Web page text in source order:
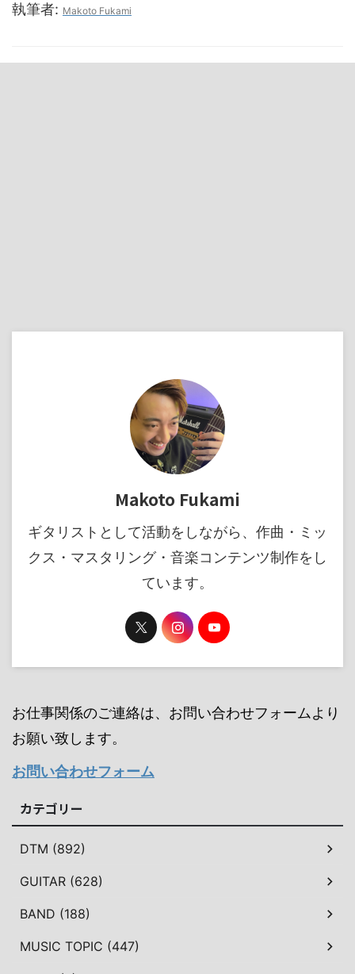
執筆者: Makoto Fukami
Makoto Fukami
ギタリストとして活動をしながら、作曲・ミッ
クス・マスタリング・音楽コンテンツ制作をし
ています。
お仕事関係のご連絡は、お問い合わせフォームより
お願い致します。
お問い合わせフォーム
カテゴリー
DTM (892)
GUITAR (628)
BAND (188)
MUSIC TOPIC (447)